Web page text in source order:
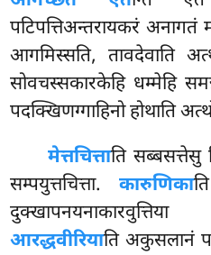
पटिपत्तिअन्तरायकरं
आगमिस्सति, तावदेवाति
सोवचस्सकारकेहि धम्मेहि
पदक्खिणग्गाहिनो होथाति
मेत्तचित्ताति सब्बसत्तेसु
सम्पयुत्तचित्ता.कारुणिका
आरद्धवीरियाति अकुसलानं